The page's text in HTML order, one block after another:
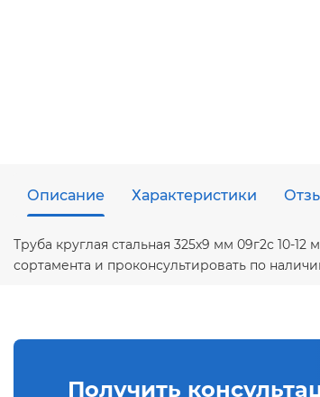
Описание Характеристики
Труба круглая стальная 325х9 мм 09г2с
сортамента и проконсультировать по
Получить